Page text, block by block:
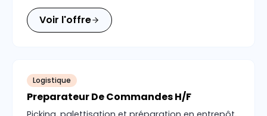
Voir l'offre
Logistique
Preparateur De Commandes H/F